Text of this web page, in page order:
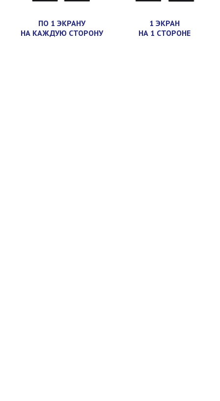
ПО 1 ЭКРАНУ
НА КАЖДУЮ СТОРОНУ
1 ЭКРАН
НА 1 СТОРОНЕ